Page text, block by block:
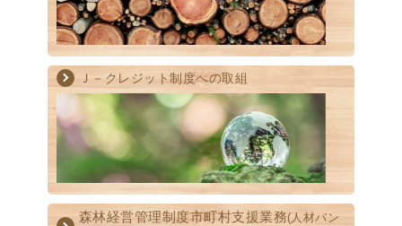
Ｊ－クレジット制度への取組
森林経営管理制度市町村支援業務(人材バン